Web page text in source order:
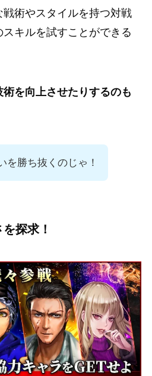
術やスタイルを持つ対戦
キルを試すことができる
術を向上させたりするのも
を勝ち抜くのじゃ！
探求！